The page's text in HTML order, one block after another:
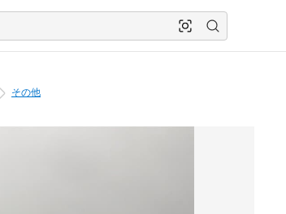
その他